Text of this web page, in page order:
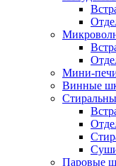
Мини-
Винные
Паровые